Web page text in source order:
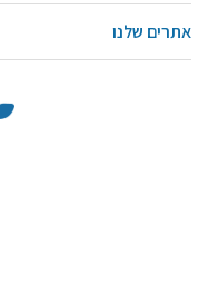
אתרים שלנו